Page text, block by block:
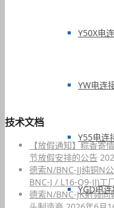
Y50X电
YW电连
Y55电连
YGD电
技术文档
【放假通知】粽香寄
节放假安排的公告
德索N/BNC-JJ纯铜N
BNC-J / L16-Q9-JJ)工
德索N/BNC-JK射频